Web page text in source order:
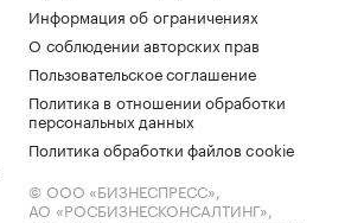
Информация об ограничениях
О соблюдении авторских прав
Пользовательское соглашение
Политика в отношении обработки
персональных данных
Политика обработки файлов cookie
© ООО «БИЗНЕСПРЕСС»,
АО «РОСБИЗНЕСКОНСАЛТИНГ»,